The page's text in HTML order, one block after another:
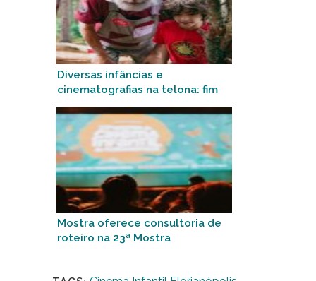
Diversas infâncias e
cinematografias na telona: fim
de semana terá exibição de
longa-metragem brasileiro e
francês
Mostra oferece consultoria de
roteiro na 23ª Mostra